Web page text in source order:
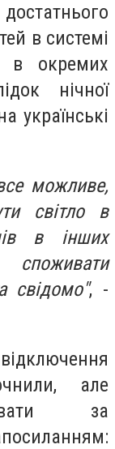
в системі
в окремих
нічної
українські
можливе,
світло в
в інших
свідомо", -
але
за